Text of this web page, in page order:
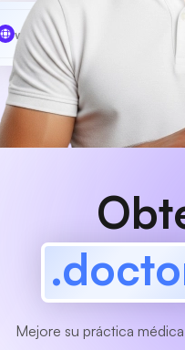
www MyCafe
Mejore su práctica